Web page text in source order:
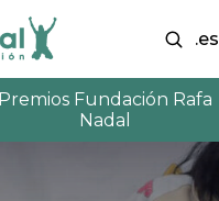
.es
Premios Fundación Rafa
Nadal